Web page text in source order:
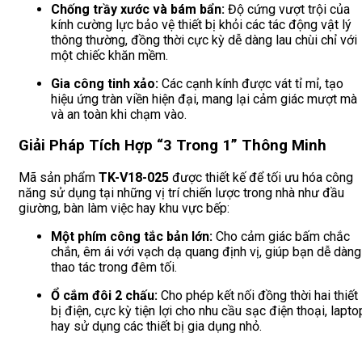
Chống trầy xước và bám bẩn: Độ cứng vượt trội của
kính cường lực bảo vệ thiết bị khỏi các tác động vật lý
thông thường, đồng thời cực kỳ dễ dàng lau chùi chỉ với
một chiếc khăn mềm.
Gia công tinh xảo: Các cạnh kính được vát tỉ mỉ, tạo
hiệu ứng tràn viền hiện đại, mang lại cảm giác mượt mà
và an toàn khi chạm vào.
Giải Pháp Tích Hợp “3 Trong 1” Thông Minh
Mã sản phẩm TK-V18-025 được thiết kế để tối ưu hóa công
năng sử dụng tại những vị trí chiến lược trong nhà như đầu
giường, bàn làm việc hay khu vực bếp:
Một phím công tắc bản lớn: Cho cảm giác bấm chắc
chắn, êm ái với vạch dạ quang định vị, giúp bạn dễ dàng
thao tác trong đêm tối.
Ổ cắm đôi 2 chấu: Cho phép kết nối đồng thời hai thiết
bị điện, cực kỳ tiện lợi cho nhu cầu sạc điện thoại,
hay sử dụng các thiết bị gia dụng nhỏ.